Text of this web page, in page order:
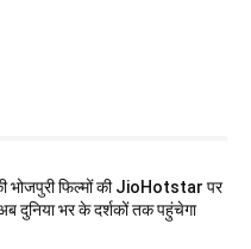
भोजपुरी फिल्मों की JioHotstar पर
दुनिया भर के दर्शकों तक पहुंचेगा